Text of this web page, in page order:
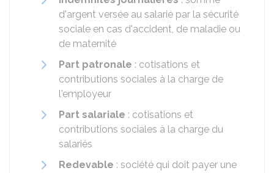
d'argent versée au salarié par la sécurité
sociale en cas d'accident, de maladie ou
de maternité
Part patronale : cotisations et
contributions sociales à la charge de
l'employeur
Part salariale : cotisations et
contributions sociales à la charge du
salariés
Redevable : société qui doit payer une